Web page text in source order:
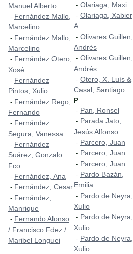
Manuel Alberto
- Fernández Mallo,
Marcelino
- Fernández Mallo,
Marcelino
- Fernández Otero,
Xosé
- Fernández
Pintos, Xulio
- Fernández Rego,
Fernando
- Fernández
Segura, Vanessa
- Fernández
Suárez, Gonzalo
Fco.
- Fernández, Ana
- Fernández, Cesar
- Fernández,
Manrique
- Fernando Alonso
/ Francisco Fdez./
Maribel Longuei
- Olariaga, Maxi
- Olariaga, Xabier
A.
- Olivares Guillen,
Andrés
- Olivares Guillen,
Andrés
- Otero, X. Luís &
Casal, Santiago
P
- Pan, Ronsel
- Parada Jato,
Jesús Alfonso
- Parcero, Juan
- Parcero, Juan
- Parcero, Juan
- Pardo Bazán,
Emilia
- Pardo de Neyra,
Xulio
- Pardo de Neyra,
Xulio
- Pardo de Neyra,
Xulio